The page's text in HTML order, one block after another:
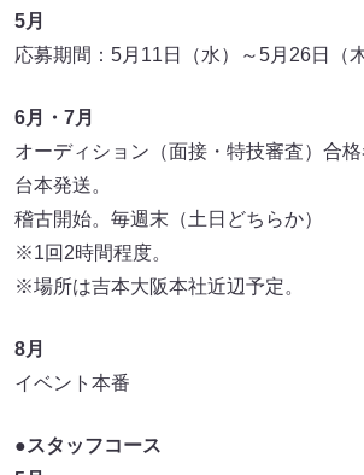
5月
応募期間：5月11日（水）～5月26日（
6月・7月
オーディション（面接・特技審査）合格
台本発送。
稽古開始。毎週末（土日どちらか）
※1回2時間程度。
※場所は吉本大阪本社近辺予定。
8月
イベント本番
●スタッフコース